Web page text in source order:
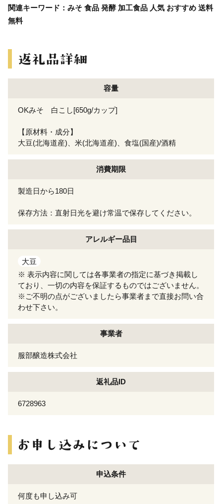
関連キーワード：みそ 食品 発酵 加工食品 人気 おすすめ 送料
無料
容量
OKみそ 白こし[650g/カップ]
【原材料・成分】
大豆(北海道産)、米(北海道産)、食塩(国産)/酒精
消費期限
製造日から180日
保存方法：直射日光を避け常温で保存してください。
アレルギー品目
大豆
※ 表示内容に関しては各事業者の指定に基づき掲載し
ており、一切の内容を保証するものではございません。
※ご不明の点がございましたら事業者まで直接お問い合
わせ下さい。
事業者
服部醸造株式会社
返礼品ID
6728963
申込条件
何度も申し込み可